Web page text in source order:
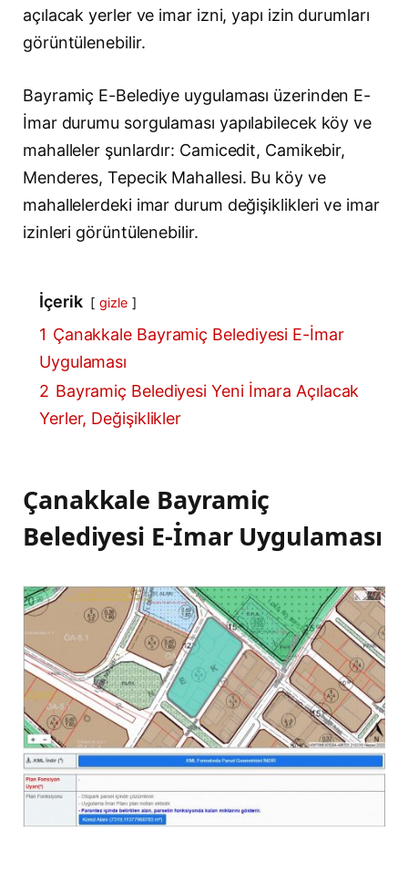
açılacak yerler ve imar izni, yapı izin durumları
görüntülenebilir.
Bayramiç E-Belediye uygulaması üzerinden E-
İmar durumu sorgulaması yapılabilecek köy ve
mahalleler şunlardır: Camicedit, Camikebir,
Menderes, Tepecik Mahallesi. Bu köy ve
mahallelerdeki imar durum değişiklikleri ve imar
izinleri görüntülenebilir.
İçerik gizle
1 Çanakkale Bayramiç Belediyesi E-İmar
Uygulaması
2 Bayramiç Belediyesi Yeni İmara Açılacak
Yerler, Değişiklikler
Çanakkale Bayramiç
Belediyesi E-İmar Uygulaması